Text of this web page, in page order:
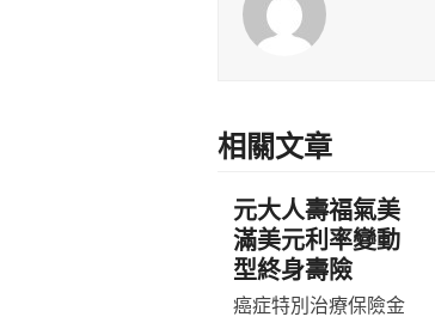
相關文章
元大人壽福氣美
滿美元利率變動
型終身壽險
癌症特別治療保險金